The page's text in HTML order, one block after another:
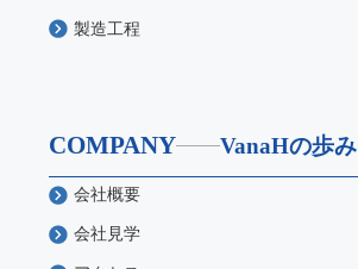
製造工程
COMPANY VanaHの歩み
会社概要
会社見学